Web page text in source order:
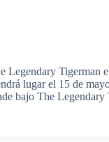
Legendary Tigerman
lugar el 15 de
bajo The